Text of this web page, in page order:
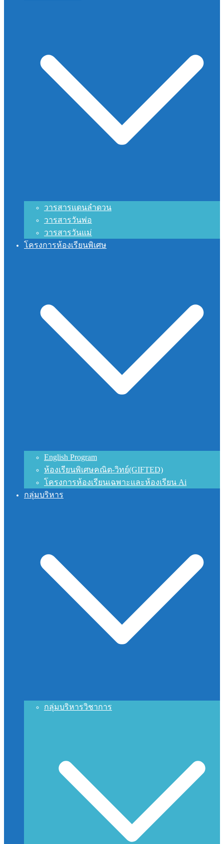
วารสารแดนลำดวน
วารสารวันพ่อ
วารสารวันแม่
โครงการห้องเรียนพิเศษ
English Program
ห้องเรียนพิเศษคณิต-วิทย์(GIFTED)
โครงการห้องเรียนเฉพาะและห้องเรียน Ai
กลุ่มบริหาร
กลุ่มบริหารวิชาการ